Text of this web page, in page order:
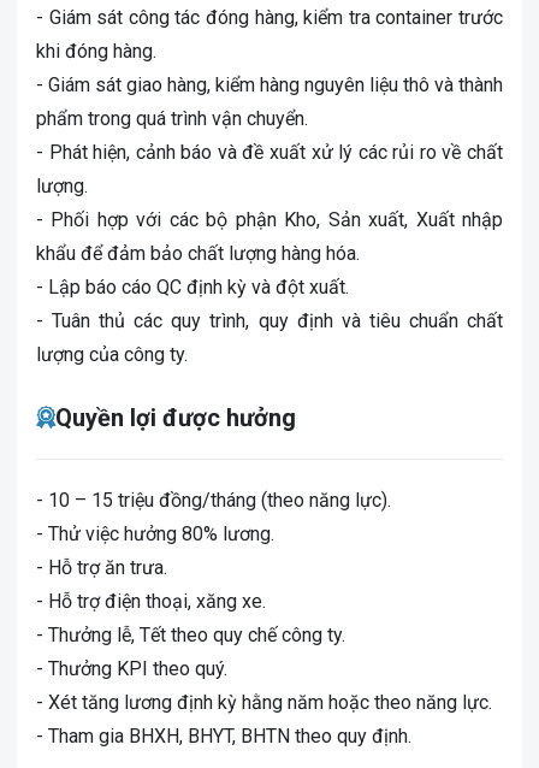
- Giám sát công tác đóng hàng, kiểm tra container trước
khi đóng hàng.
- Giám sát giao hàng, kiểm hàng nguyên liệu thô và thành
phẩm trong quá trình vận chuyển.
- Phát hiện, cảnh báo và đề xuất xử lý các rủi ro về chất
lượng.
- Phối hợp với các bộ phận Kho, Sản xuất, Xuất nhập
khẩu để đảm bảo chất lượng hàng hóa.
- Lập báo cáo QC định kỳ và đột xuất.
- Tuân thủ các quy trình, quy định và tiêu chuẩn chất
lượng của công ty.
Quyền lợi được hưởng
- 10 – 15 triệu đồng/tháng (theo năng lực).
- Thử việc hưởng 80% lương.
- Hỗ trợ ăn trưa.
- Hỗ trợ điện thoại, xăng xe.
- Thưởng lễ, Tết theo quy chế công ty.
- Thưởng KPI theo quý.
- Xét tăng lương định kỳ hằng năm hoặc theo năng lực.
- Tham gia BHXH, BHYT, BHTN theo quy định.